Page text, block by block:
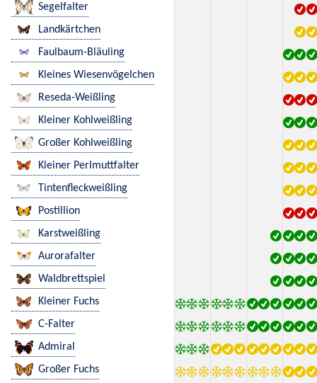
Segelfalter
Landkärtchen
Faulbaum-Bläuling
Kleines Wiesenvögelchen
Reseda-Weißling
Kleiner Kohlweißling
Großer Kohlweißling
Kleiner Perlmuttfalter
Tintenfleckweißling
Postillion
Karstweißling
Aurorafalter
Waldbrettspiel
Kleiner Fuchs
C-Falter
Admiral
Großer Fuchs